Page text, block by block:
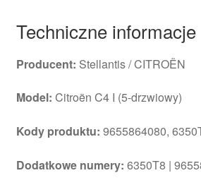
Techniczne informacje
Producent: Stellantis / CITROËN
Model: Citroën C4 I (5-drzwiowy)
Kody produktu: 9655864080,
Dodatkowe numery: 6350T8 |